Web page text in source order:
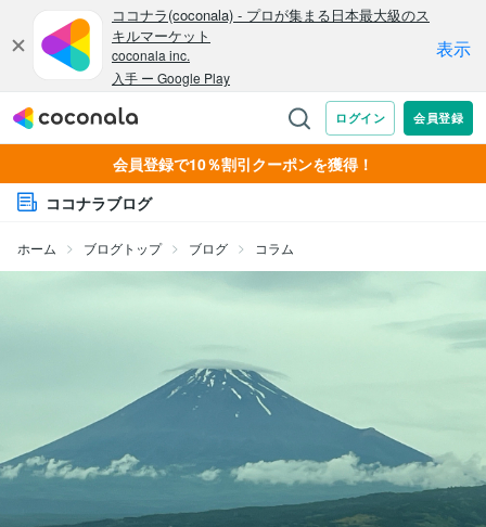
会員登録で10％割引クーポンを獲得！
ココナラブログ
ホーム ブログトップ ブログ コラム